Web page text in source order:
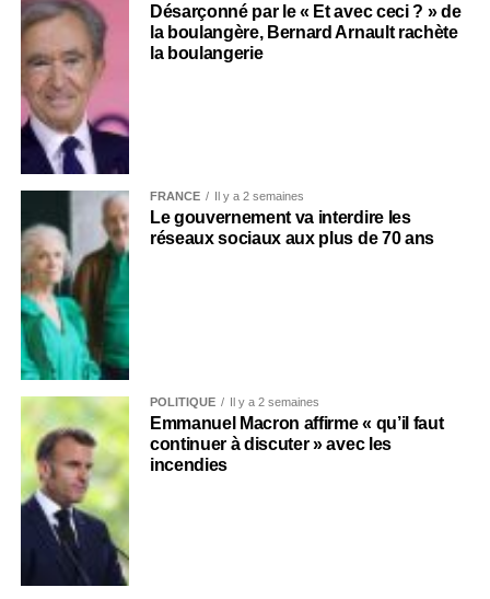
Désarçonné par le « Et avec ceci ? » de
la boulangère, Bernard Arnault rachète
la boulangerie
FRANCE Il y a 2 semaines
Le gouvernement va interdire les
réseaux sociaux aux plus de 70 ans
POLITIQUE Il y a 2 semaines
Emmanuel Macron affirme « qu’il faut
continuer à discuter » avec les
incendies